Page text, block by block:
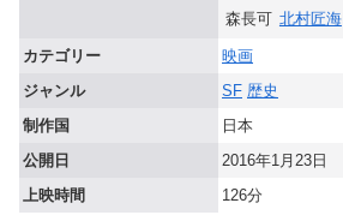
森長可 北村匠海
カテゴリー
映画
ジャンル
SF 歴史
制作国
日本
公開日
2016年1月23日
上映時間
126分